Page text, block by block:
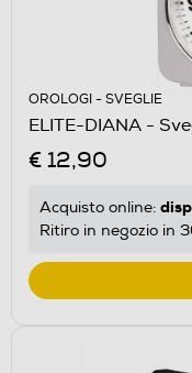
OROLOGI - SVEGLIE
ELITE-DIANA -
€ 12,90
Acquisto online:
Ritiro in negozio in